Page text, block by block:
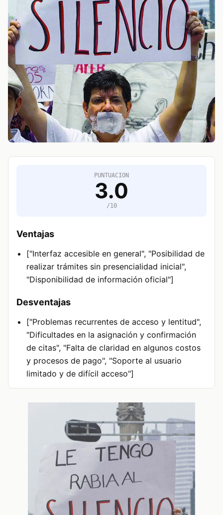
PUNTUACION
3.0
/10
Ventajas
["Interfaz accesible en general", "Posibilidad de
realizar trámites sin presencialidad inicial",
"Disponibilidad de información oficial"]
Desventajas
["Problemas recurrentes de acceso y lentitud",
"Dificultades en la asignación y confirmación
de citas", "Falta de claridad en algunos costos
y procesos de pago", "Soporte al usuario
limitado y de difícil acceso"]